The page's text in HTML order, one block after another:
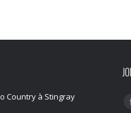
Country à Stingray